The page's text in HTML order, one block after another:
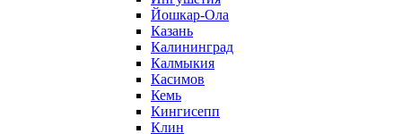
Йошкар-Ола
Казань
Калининград
Калмыкия
Касимов
Кемь
Кингисепп
Клин